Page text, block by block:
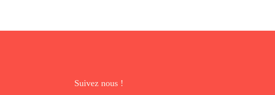
Suivez nous !